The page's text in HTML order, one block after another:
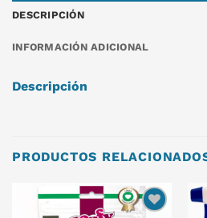
DESCRIPCIÓN
INFORMACIÓN ADICIONAL
Descripción
PRODUCTOS